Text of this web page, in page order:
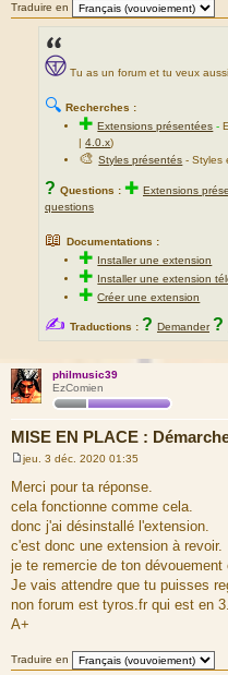
Traduire en
Tu as un forum et tu veux
🔍 Recherches :
✚Extensions présentées -
|4.0.x)
🎨Styles présentés - Styles
? Questions : ✚ Extensions
questions
📖 Documentations :
✚ Installer une extension
✚ Installer une extension
✚Créer une extension
✍ Traductions : ? Demander ?
philmusic39
EzComien
MISE EN PLACE :
M
s
s
g
e
jeu. 3 déc. 2020 01:35
Merci pour ta réponse.
cela fonctionne comme cela.
donc j'ai désinstallé l'extension.
c'est donc une extension à revoir.
je te remercie de ton
Je vais attendre que tu puisses
non forum est tyros.fr qui est en
A+
Traduire en